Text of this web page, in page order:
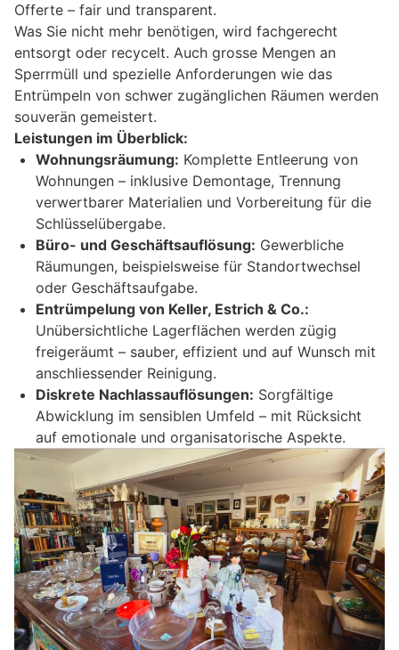
Offerte – fair und transparent.
Was Sie nicht mehr benötigen, wird fachgerecht
entsorgt oder recycelt. Auch grosse Mengen an
Sperrmüll und spezielle Anforderungen wie das
Entrümpeln von schwer zugänglichen Räumen werden
souverän gemeistert.
Leistungen im Überblick:
Wohnungsräumung: Komplette Entleerung von
Wohnungen – inklusive Demontage, Trennung
verwertbarer Materialien und Vorbereitung für die
Schlüsselübergabe.
Büro- und Geschäftsauflösung: Gewerbliche
Räumungen, beispielsweise für Standortwechsel
oder Geschäftsaufgabe.
Entrümpelung von Keller, Estrich & Co.:
Unübersichtliche Lagerflächen werden zügig
freigeräumt – sauber, effizient und auf Wunsch mit
anschliessender Reinigung.
Diskrete Nachlassauflösungen: Sorgfältige
Abwicklung im sensiblen Umfeld – mit Rücksicht
auf emotionale und organisatorische Aspekte.